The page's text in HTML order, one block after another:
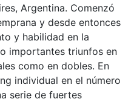
Argentina. Comenzó
y desde entonces
y habilidad en la
importantes triunfos en
como en dobles. En
individual en el número
serie de fuertes